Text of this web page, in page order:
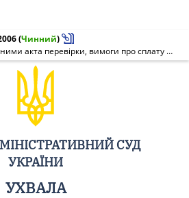
(Чинний)
Про визнання недійсними акта перевірки, вимоги про сплату боргу та рішення про застосування штрафних санкцій
СУД
УКРАЇНИ
УХВАЛА